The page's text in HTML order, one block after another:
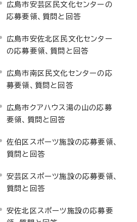
広島市安芸区民文化センターの
応募要領、質問と回答
広島市安佐北区民文化センター
の応募要領、質問と回答
広島市南区民文化センターの応
募要領、質問と回答
広島市クアハウス湯の山の応募
要領、質問と回答
佐伯区スポーツ施設の応募要領、
質問と回答
安芸区スポーツ施設の応募要領、
質問と回答
安佐北区スポーツ施設の応募要